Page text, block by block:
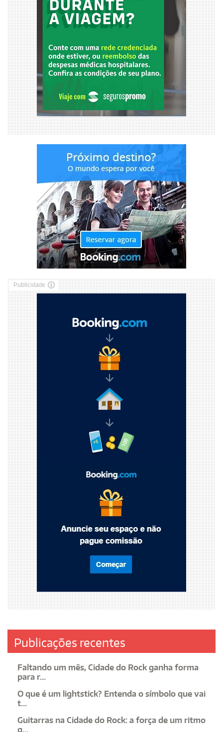
Publicidade
Publicações recentes
Faltando um mês, Cidade do Rock ganha forma
para r...
O que é um lightstick? Entenda o símbolo que vai
t...
Guitarras na Cidade do Rock: a força de um ritmo
q...